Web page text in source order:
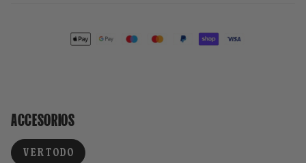
ACCESORIOS
VER TODO